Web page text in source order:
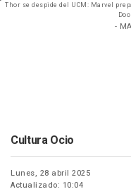
Thor se despide del UCM: Marvel
-
Cultura Ocio
Lunes, 28 abril 2025
Actualizado: 10:04